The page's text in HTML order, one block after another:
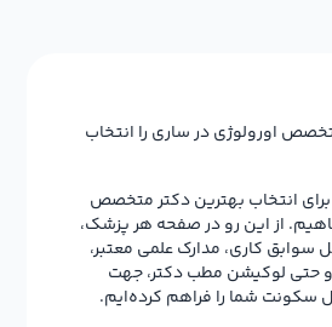
اورولوژی در ساری را انتخاب
انتخاب بهترین دکتر متخصص
از این رو در صفحه هر پزشک،
سوابق کاری، مدارک علمی معتبر،
و حتی لوکیشن مطب دکتر، جهت
سکونت شما را فراهم کرده‌ایم.